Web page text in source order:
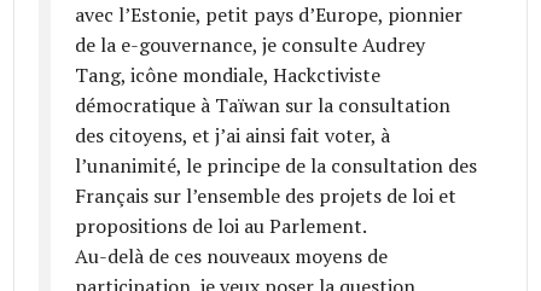
avec l’Estonie, petit pays d’Europe, pionnier
de la e-gouvernance, je consulte Audrey
Tang, icône mondiale, Hackctiviste
démocratique à Taïwan sur la consultation
des citoyens, et j’ai ainsi fait voter, à
l’unanimité, le principe de la consultation des
Français sur l’ensemble des projets de loi et
propositions de loi au Parlement.
Au-delà de ces nouveaux moyens de